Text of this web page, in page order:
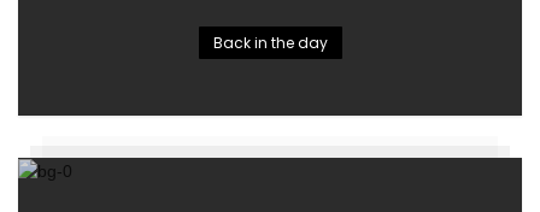
Back in the day